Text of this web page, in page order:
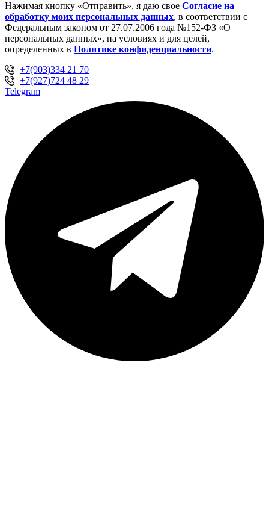
Нажимая кнопку «Отправить», я даю свое Cогласие на
обработку моих персональных данных, в соответствии с
Федеральным законом от 27.07.2006 года №152-ФЗ «О
персональных данных», на условиях и для целей,
определенных в Политике конфиденциальности.
+7(903)334 21 70
+7(927)724 48 29
Telegram